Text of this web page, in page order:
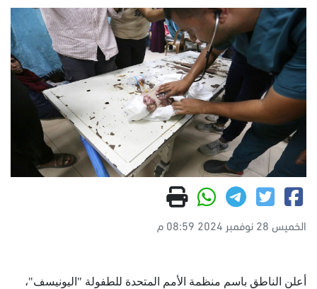
الخميس 28 نوفمبر 2024 08:59 م
أعلن الناطق باسم منظمة الأمم المتحدة للطفولة "اليونيسف"،